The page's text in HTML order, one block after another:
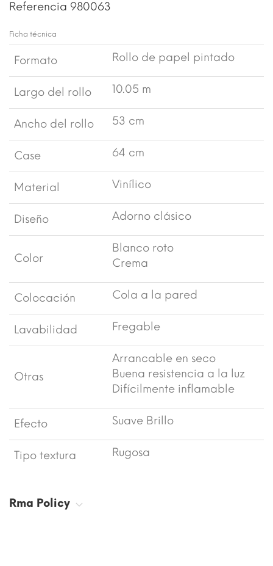
Referencia 980063
Ficha técnica
Formato Rollo de papel pintado
Largo del rollo 10.05 m
Ancho del rollo 53 cm
Case 64 cm
Material Vinílico
Diseño Adorno clásico
Color
Blanco roto
Crema
Colocación Cola a la pared
Lavabilidad Fregable
Otras
Arrancable en seco
Buena resistencia a la luz
Difícilmente inflamable
Efecto Suave Brillo
Tipo textura Rugosa
Rma Policy